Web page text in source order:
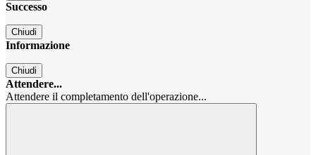
Successo
Chiudi
Informazione
Chiudi
Attendere...
Attendere il completamento dell'operazione...